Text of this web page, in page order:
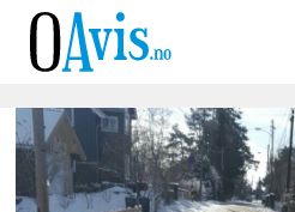
Emne:
søle